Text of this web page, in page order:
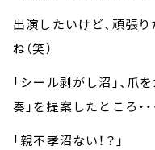
出演したいけど、頑張
ね（笑）
「シール剥がし沼」、爪
奏」を提案したところ・・
「親不孝沼ない！？」